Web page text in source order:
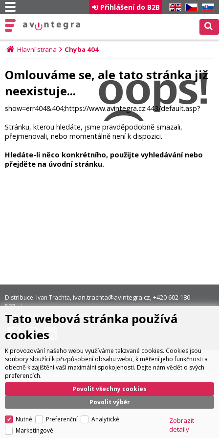
EN CZ SK
Přihlášení do B2B
Hlavní strana Chyba 404
Omlouváme se, ale tato stránka již
neexistuje...
show=err404&404;https://www.avintegra.cz:443/default.asp?
Stránku, kterou hledáte, jsme pravděpodobně smazali,
přejmenovali, nebo momentálně není k dispozici.
Hledáte-li něco konkrétního, použijte vyhledávání nebo
přejděte na úvodní stránku.
Distribuce: Ivan Trachta, ivan.trachta@avintegra.cz, +420 602 180
597
Servis: Alexej Rydzoň, servis@avintegra.sk, +420 771 140 900
© 2026 AV Integra CZ s.r.o. Všechna práva vyhrazena
Technické řešení © 2026 CyberSoft s.r.o.
Tato webová stránka používá
cookies
K provozování našeho webu využíváme takzvané cookies. Cookies jsou
soubory sloužící k přizpůsobení obsahu webu, k měření jeho funkčnosti a
obecně k zajištění vaší maximální spokojenosti. Dejte nám vědět o svých
preferencích.
Povolit výběr
Povolit všechny cookies
Nutné Preferenční
Analytické
Marketingové
Zobrazit
detaily